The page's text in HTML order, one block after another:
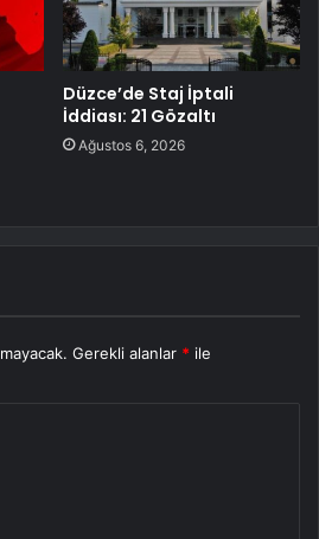
Düzce’de Staj İptali
İddiası: 21 Gözaltı
Ağustos 6, 2026
Gerekli alanlar * ile